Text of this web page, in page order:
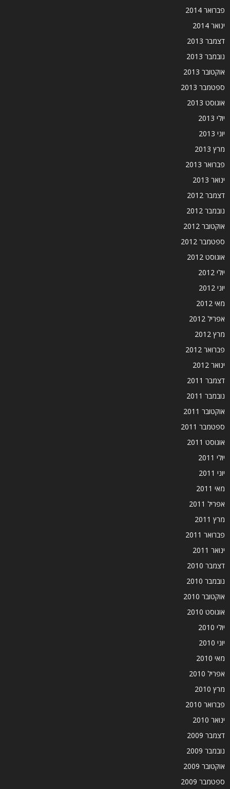
פברואר 2014
ינואר 2014
דצמבר 2013
נובמבר 2013
אוקטובר 2013
ספטמבר 2013
אוגוסט 2013
יולי 2013
יוני 2013
מרץ 2013
פברואר 2013
ינואר 2013
דצמבר 2012
נובמבר 2012
אוקטובר 2012
ספטמבר 2012
אוגוסט 2012
יולי 2012
יוני 2012
מאי 2012
אפריל 2012
מרץ 2012
פברואר 2012
ינואר 2012
דצמבר 2011
נובמבר 2011
אוקטובר 2011
ספטמבר 2011
אוגוסט 2011
יולי 2011
יוני 2011
מאי 2011
אפריל 2011
מרץ 2011
פברואר 2011
ינואר 2011
דצמבר 2010
נובמבר 2010
אוקטובר 2010
אוגוסט 2010
יולי 2010
יוני 2010
מאי 2010
אפריל 2010
מרץ 2010
פברואר 2010
ינואר 2010
דצמבר 2009
נובמבר 2009
אוקטובר 2009
ספטמבר 2009